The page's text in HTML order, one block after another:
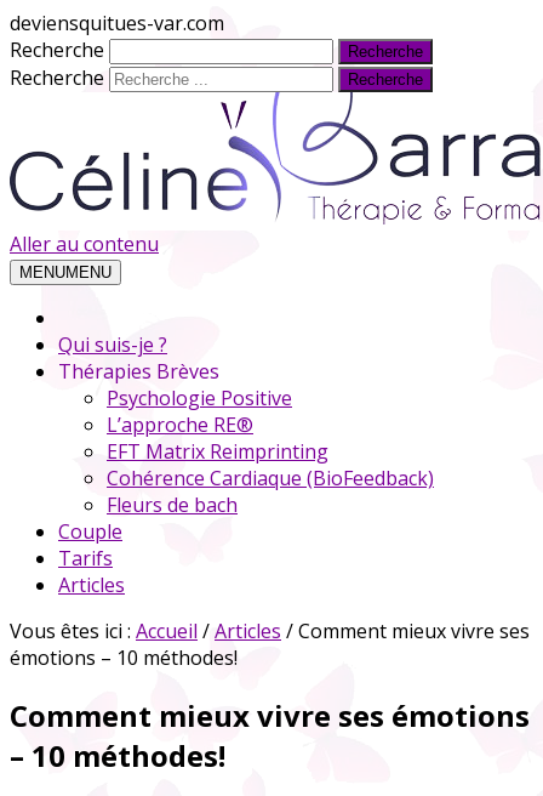
deviensquitues-var.com
Recherche
Recherche
Aller au contenu
MENUMENU
Qui suis-je ?
Thérapies Brèves
Psychologie Positive
L’approche RE®
EFT Matrix Reimprinting
Cohérence Cardiaque (BioFeedback)
Fleurs de bach
Couple
Tarifs
Articles
Vous êtes ici : Accueil /Articles / Comment mieux vivre ses
émotions – 10 méthodes!
Comment mieux vivre ses émotions
– 10 méthodes!